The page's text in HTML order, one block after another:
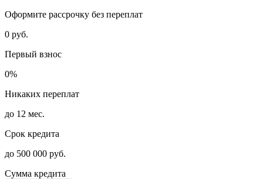
Оформите рассрочку без переплат
0 руб.
Первый взнос
0%
Никаких переплат
до 12 мес.
Срок кредита
до 500 000 руб.
Сумма кредита